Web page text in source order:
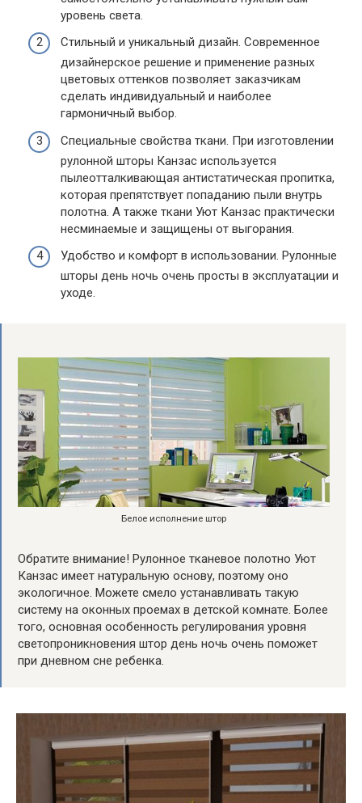
уровень света.
Стильный и уникальный дизайн. Современное
дизайнерское решение и применение разных
цветовых оттенков позволяет заказчикам
сделать индивидуальный и наиболее
гармоничный выбор.
Специальные свойства ткани. При изготовлении
рулонной шторы Канзас используется
пылеотталкивающая антистатическая пропитка,
которая препятствует попаданию пыли внутрь
полотна. А также ткани Уют Канзас практически
несминаемые и защищены от выгорания.
Удобство и комфорт в использовании. Рулонные
шторы день ночь очень просты в эксплуатации и
уходе.
Белое исполнение штор
Обратите внимание! Рулонное тканевое полотно Уют
Канзас имеет натуральную основу, поэтому оно
экологичное. Можете смело устанавливать такую
систему на оконных проемах в детской комнате. Более
того, основная особенность регулирования уровня
светопроникновения штор день ночь очень поможет
при дневном сне ребенка.